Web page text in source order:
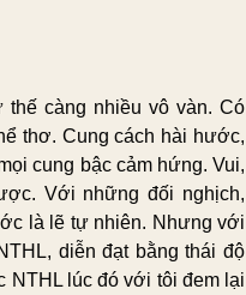
càng nhiều vô vàn. Có
thơ. Cung cách hài hước,
cung bậc cảm hứng. Vui,
Với những đối nghịch,
là lẽ tự nhiên. Nhưng với
diễn đạt bằng thái độ
NTHL lúc đó với tôi đem lại